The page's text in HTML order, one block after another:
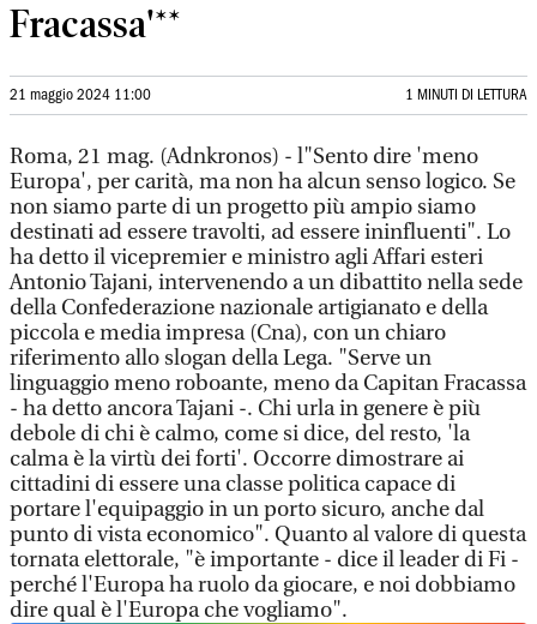
Fracassa'**
21 maggio 2024 11:00 1 MINUTI DI LETTURA
Roma, 21 mag. (Adnkronos) - l"Sento dire 'meno
Europa', per carità, ma non ha alcun senso logico. Se
non siamo parte di un progetto più ampio siamo
destinati ad essere travolti, ad essere ininfluenti". Lo
ha detto il vicepremier e ministro agli Affari esteri
Antonio Tajani, intervenendo a un dibattito nella sede
della Confederazione nazionale artigianato e della
piccola e media impresa (Cna), con un chiaro
riferimento allo slogan della Lega. "Serve un
linguaggio meno roboante, meno da Capitan Fracassa
- ha detto ancora Tajani -. Chi urla in genere è più
debole di chi è calmo, come si dice, del resto, 'la
calma è la virtù dei forti'. Occorre dimostrare ai
cittadini di essere una classe politica capace di
portare l'equipaggio in un porto sicuro, anche dal
punto di vista economico". Quanto al valore di questa
tornata elettorale, "è importante - dice il leader di Fi -
perché l'Europa ha ruolo da giocare, e noi dobbiamo
dire qual è l'Europa che vogliamo".